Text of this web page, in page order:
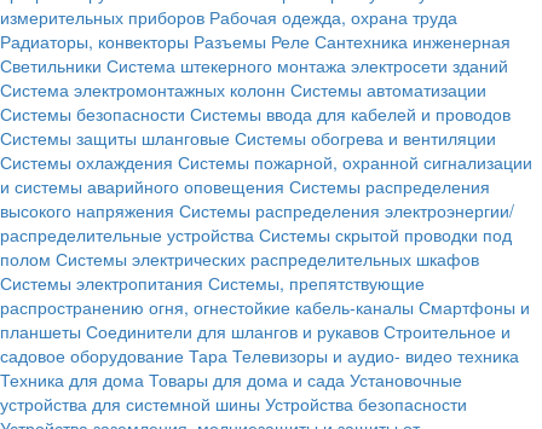
измерительных приборов Рабочая одежда, охрана труда
Радиаторы, конвекторы Разъемы Реле Сантехника инженерная
Светильники Система штекерного монтажа электросети зданий
Система электромонтажных колонн Системы автоматизации
Системы безопасности Системы ввода для кабелей и проводов
Системы защиты шланговые Системы обогрева и вентиляции
Системы охлаждения Системы пожарной, охранной сигнализации
и системы аварийного оповещения Системы распределения
высокого напряжения Системы распределения электроэнергии/
распределительные устройства Системы скрытой проводки под
полом Системы электрических распределительных шкафов
Системы электропитания Системы, препятствующие
распространению огня, огнестойкие кабель-каналы Смартфоны и
планшеты Соединители для шлангов и рукавов Строительное и
садовое оборудование Тара Телевизоры и аудио- видео техника
Техника для дома Товары для дома и сада Установочные
устройства для системной шины Устройства безопасности